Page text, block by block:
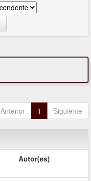
Anterior 1 Siguiente
Autor(es)